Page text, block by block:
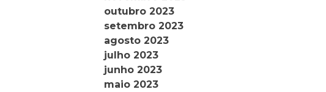
outubro 2023
setembro 2023
agosto 2023
julho 2023
junho 2023
maio 2023